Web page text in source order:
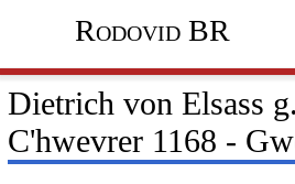
Rodovid BR
Dietrich von Elsass
C'hwevrer 1168 -